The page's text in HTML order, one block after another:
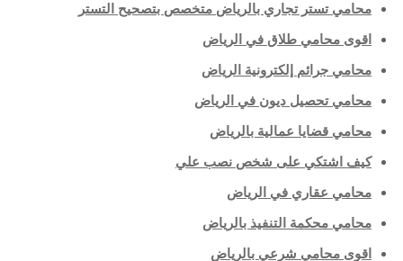
محامي تستر تجاري بالرياض متخصص بتصحيح التستر
اقوى محامي طلاق في الرياض
محامي جرائم إلكترونية الرياض
محامي تحصيل ديون في الرياض
محامي قضايا عمالية بالرياض
كيف اشتكي على شخص نصب علي
محامي عقاري في الرياض
محامي محكمة التنفيذ بالرياض
اقوى محامي شرعي بالرياض